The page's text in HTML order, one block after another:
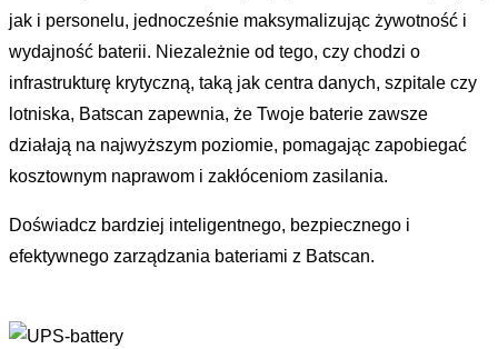
jak i personelu, jednocześnie maksymalizując żywotność i
wydajność baterii. Niezależnie od tego, czy chodzi o
infrastrukturę krytyczną, taką jak centra danych, szpitale czy
lotniska, Batscan zapewnia, że Twoje baterie zawsze
działają na najwyższym poziomie, pomagając zapobiegać
kosztownym naprawom i zakłóceniom zasilania.
Doświadcz bardziej inteligentnego, bezpiecznego i
efektywnego zarządzania bateriami z Batscan.